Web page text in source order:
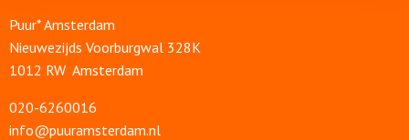
Puur* Amsterdam
Nieuwezijds Voorburgwal 328K
1012 RW Amsterdam
020-6260016
info@puuramsterdam.nl